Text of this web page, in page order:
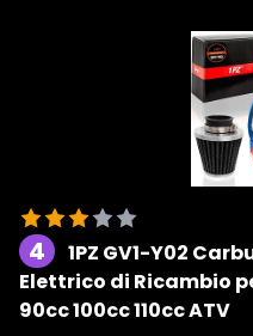
4
1PZ GV1-Y02
Elettrico di Ricambio
90cc 100cc 110cc ATV